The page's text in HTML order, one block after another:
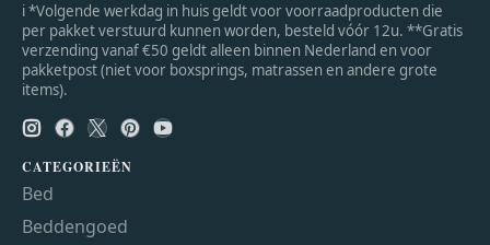
ℹ *Volgende werkdag in huis geldt voor voorraadproducten die
per pakket verstuurd kunnen worden, besteld vóór 12u. **Gratis
verzending vanaf €50 geldt alleen binnen Nederland en voor
pakketpost (niet voor boxsprings, matrassen en andere grote
items).
CATEGORIEËN
Bed
Beddengoed